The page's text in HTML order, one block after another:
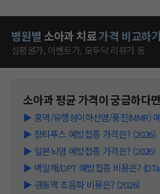
병원별 소아과 치료가격 비교하기
심평원가, 이벤트가, 모두닥 리뷰가 등
소아과평균 가격이 궁금하다
▶ 홍역/유행성이하선염/풍진(MMR)
▶ 장티푸스 예방접종 가격은? (2026)
▶ 일본뇌염 예방접종 가격은? (2026)
▶ 백일해/DPT 예방접종 비용은?
▶ 경동맥 초음파 비용은? (2026)